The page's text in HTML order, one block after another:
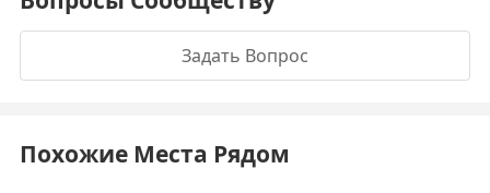
Задать Вопрос
Похожие Места Рядом